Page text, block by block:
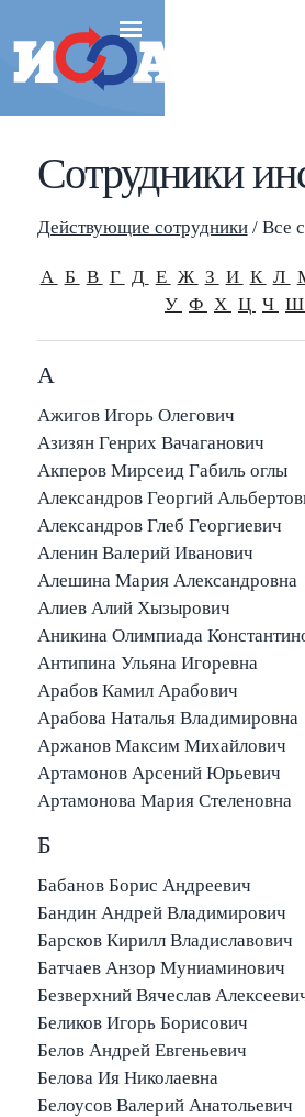
Сотрудники
Действующие сотрудники/ Все
А Б В Г Д Е Ж З И К Л
У Ф Х Ц Ч Ш
А
Ажигов Игорь Олегович
Азизян Генрих Вачаганович
Акперов Мирсеид Габиль оглы
Александров Георгий
Александров Глеб Георгиевич
Аленин Валерий Иванович
Алешина Мария Александровна
Алиев Алий Хызырович
Аникина Олимпиада
Антипина Ульяна Игоревна
Арабов Камил Арабович
Арабова Наталья Владимировна
Аржанов Максим Михайлович
Артамонов Арсений Юрьевич
Артамонова Мария Стеленовна
Б
Бабанов Борис Андреевич
Бандин Андрей Владимирович
Барсков Кирилл Владиславович
Батчаев Анзор Муниаминович
Безверхний Вячеслав
Беликов Игорь Борисович
Белов Андрей Евгеньевич
Белова Ия Николаевна
Белоусов Валерий Анатольевич